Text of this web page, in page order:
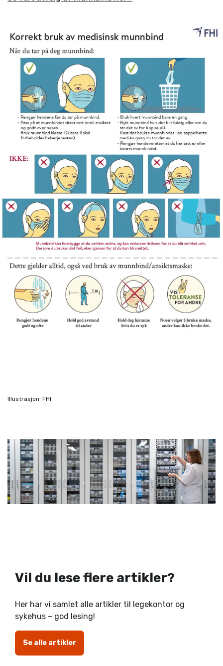
Illustrasjon: FHI
Vil du lese flere artikler?
Her har vi samlet alle artikler til legekontor og
sykehus – god lesing!
Se alle artikler